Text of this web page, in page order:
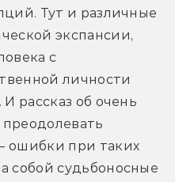
Тут и различные
экспансии,
с
личности
рассказ об очень
ошибки при таких
собой судьбоносные